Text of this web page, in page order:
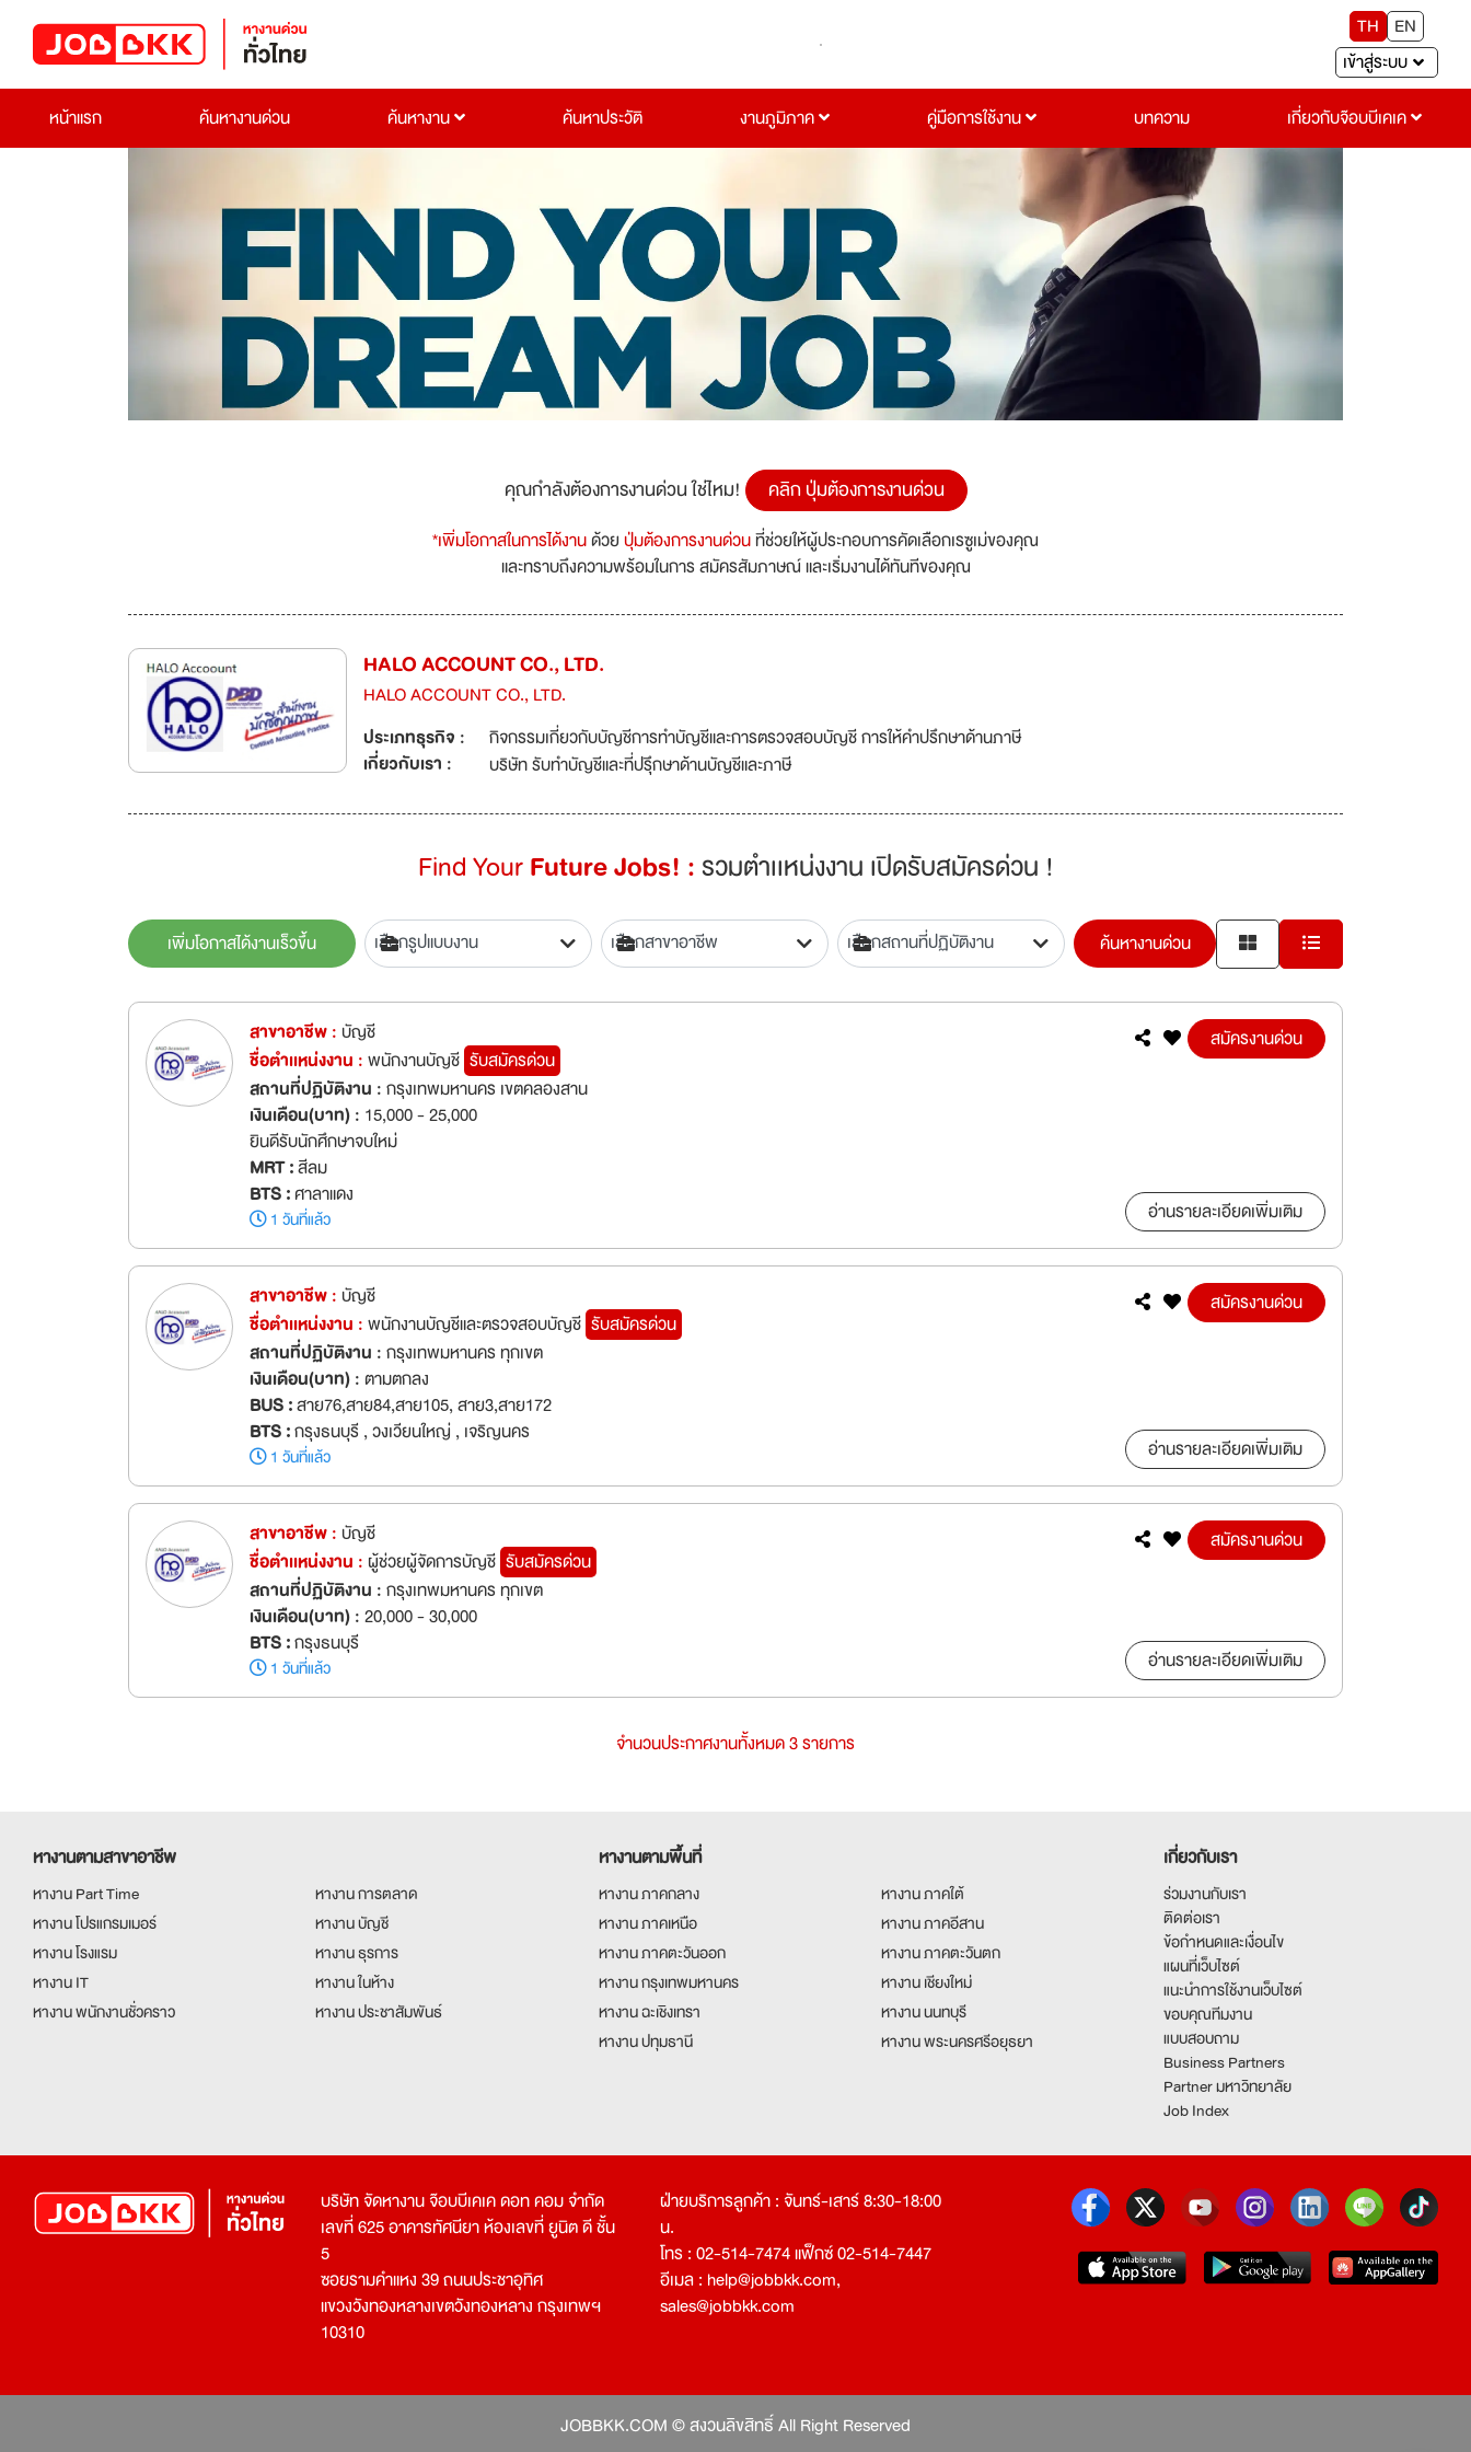
TH
EN
เข้าสู่ระบบ
หน้าแรก
ค้นหางานด่วน ค้นหางาน ค้นหาประวัติ งานภูมิภาค คู่มือการใช้งาน บทความ เกี่ยวกับจ๊อบบีเคเค
คุณกำลังต้องการงานด่วน ใช่ไหม! คลิก ปุ่มต้องการงานด่วน
*เพิ่มโอกาสในการได้งานด้วยปุ่มต้องการงานด่วนที่ช่วยให้ผู้ประกอบการคัดเลือกเรซูเม่ของคุณ
และทราบถึงความพร้อมในการ สมัครสัมภาษณ์ และเริ่มงานได้ทันทีของคุณ
HALO ACCOUNT CO., LTD.
HALO ACCOUNT CO., LTD.
ประเภทธุรกิจ :
กิจกรรมเกี่ยวกับบัญชีการทำบัญชีและการตรวจสอบบัญชี การให้คำปรึกษาด้านภาษี
เกี่ยวกับเรา :
บริษัท รับทำบัญชีและที่ปรุึกษาด้านบัญชีและภาษี
Find YourFuture Jobs! :รวมตำเเหน่งงาน เปิดรับสมัครด่วน !
เพิ่มโอกาสได้งานเร็วขึ้น ค้นหางานด่วน
สาขาอาชีพ :บัญชี
ชื่อตำเเหน่งงาน :พนักงานบัญชี รับสมัครด่วน
สถานที่ปฏิบัติงาน :กรุงเทพมหานคร เขตคลองสาน
เงินเดือน(บาท) : 15,000 - 25,000
ยินดีรับนักศึกษาจบใหม่
MRT :สีลม
BTS :ศาลาแดง
1 วันที่แล้ว
สมัครงานด่วน
อ่านรายละเอียดเพิ่มเติม
สาขาอาชีพ :บัญชี
ชื่อตำเเหน่งงาน :พนักงานบัญชีและตรวจสอบบัญชี รับสมัครด่วน
สถานที่ปฏิบัติงาน :กรุงเทพมหานคร ทุกเขต
เงินเดือน(บาท) :ตามตกลง
BUS :สาย76,สาย84,สาย105, สาย3,สาย172
BTS :กรุงธนบุรี , วงเวียนใหญ่ , เจริญนคร
1 วันที่แล้ว
สมัครงานด่วน
อ่านรายละเอียดเพิ่มเติม
สาขาอาชีพ :บัญชี
ชื่อตำเเหน่งงาน :ผู้ช่วยผู้จัดการบัญชี รับสมัครด่วน
สถานที่ปฏิบัติงาน :กรุงเทพมหานคร ทุกเขต
เงินเดือน(บาท) :20,000 - 30,000
BTS :กรุงธนบุรี
1 วันที่แล้ว
สมัครงานด่วน
อ่านรายละเอียดเพิ่มเติม
จำนวนประกาศงานทั้งหมด 3 รายการ
หางานตามสาขาอาชีพ
หางาน Part Time
หางาน การตลาด
หางาน โปรแกรมเมอร์
หางาน บัญชี
หางาน โรงแรม
หางาน ธุรการ
หางาน IT
หางาน ในห้าง
หางาน พนักงานชั่วคราว
หางาน ประชาสัมพันธ์
หางานตามพื้นที่
หางาน ภาคกลาง
หางาน ภาคใต้
หางาน ภาคเหนือ
หางาน ภาคอีสาน
หางาน ภาคตะวันออก
หางาน ภาคตะวันตก
หางาน กรุงเทพมหานคร
หางาน เชียงใหม่
หางาน ฉะเชิงเทรา
หางาน นนทบุรี
หางาน ปทุมธานี
หางาน พระนครศรีอยุธยา
เกี่ยวกับเรา
ร่วมงานกับเรา
ติดต่อเรา
ข้อกำหนดและเงื่อนไข
แผนที่เว็บไซต์
แนะนำการใช้งานเว็บไซต์
ขอบคุณทีมงาน
แบบสอบถาม
Business Partners
Partner มหาวิทยาลัย
Job Index
บริษัท จัดหางาน จ๊อบบีเคเค ดอท คอม จำกัด
เลขที่ 625 อาคารทัศนียา ห้องเลขที่ ยูนิต ดี ชั้น
5
ซอยรามคำแหง 39 ถนนประชาอุทิศ
แขวงวังทองหลางเขตวังทองหลาง กรุงเทพฯ
10310
ฝ่ายบริการลูกค้า : จันทร์-เสาร์ 8:30-18:00
น.
โทร : 02-514-7474 แฟ็กซ์ 02-514-7447
อีเมล : help@jobbkk.com,
sales@jobbkk.com
JOBBKK.COM © สงวนลิขสิทธิ์ All Right Reserved